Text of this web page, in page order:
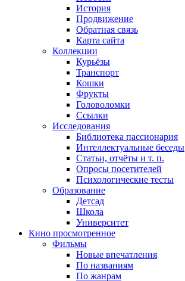
История
Продвижение
Обратная связь
Карта сайта
Коллекции
Курьёзы
Транспорт
Кошки
Фрукты
Головоломки
Ссылки
Исследования
Библиотека пассионария
Интеллектуальные беседы
Статьи, отчёты и т. п.
Опросы посетителей
Психологические тесты
Образование
Детсад
Школа
Университет
Кино просмотренное
Фильмы
Новые впечатления
По названиям
По жанрам